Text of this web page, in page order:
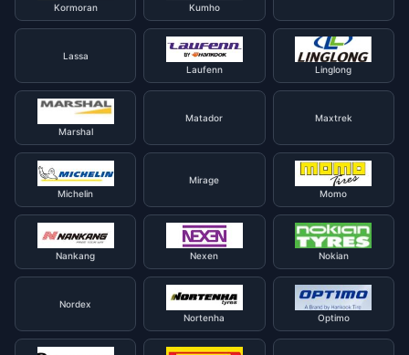
Kormoran Kumho
Lassa
Laufenn
Linglong
Marshal
Matador Maxtrek
Michelin
Mirage
Momo
Nankang Nexen Nokian
Nordex
Nortenha
Optimo